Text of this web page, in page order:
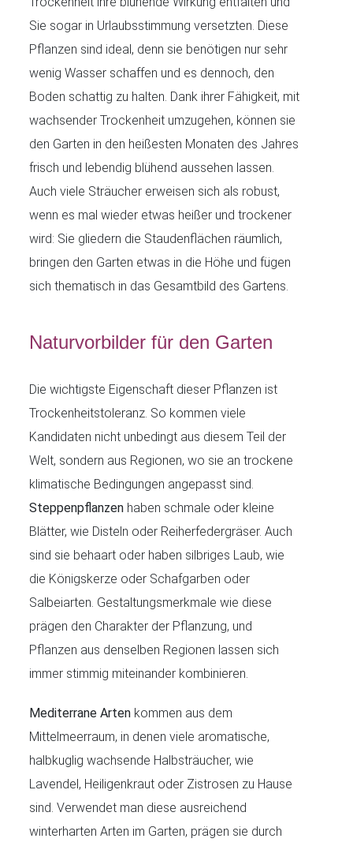
Sie sogar in Urlaubsstimmung versetzten. Diese
Pflanzen sind ideal, denn sie benötigen nur sehr
wenig Wasser schaffen und es dennoch, den
Boden schattig zu halten. Dank ihrer Fähigkeit, mit
wachsender Trockenheit umzugehen, können sie
den Garten in den heißesten Monaten des Jahres
frisch und lebendig blühend aussehen lassen.
Auch viele Sträucher erweisen sich als robust,
wenn es mal wieder etwas heißer und trockener
wird: Sie gliedern die Staudenflächen räumlich,
bringen den Garten etwas in die Höhe und fügen
sich thematisch in das Gesamtbild des Gartens.
Naturvorbilder für den Garten
Die wichtigste Eigenschaft dieser Pflanzen ist
Trockenheitstoleranz. So kommen viele
Kandidaten nicht unbedingt aus diesem Teil der
Welt, sondern aus Regionen, wo sie an trockene
klimatische Bedingungen angepasst sind.
Steppenpflanzen haben schmale oder kleine
Blätter, wie Disteln oder Reiherfedergräser. Auch
sind sie behaart oder haben silbriges Laub, wie
die Königskerze oder Schafgarben oder
Salbeiarten. Gestaltungsmerkmale wie diese
prägen den Charakter der Pflanzung, und
Pflanzen aus denselben Regionen lassen sich
immer stimmig miteinander kombinieren.
Mediterrane Arten kommen aus dem
Mittelmeerraum, in denen viele aromatische,
halbkuglig wachsende Halbsträucher, wie
Lavendel, Heiligenkraut oder Zistrosen zu Hause
sind. Verwendet man diese ausreichend
winterharten Arten im Garten, prägen sie durch